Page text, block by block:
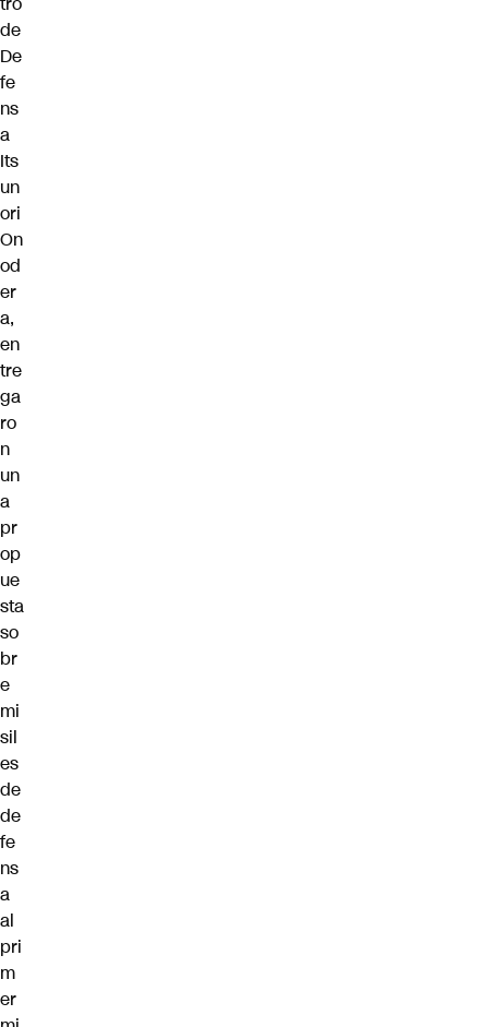
de
De
fe
ns
a
Its
un
ori
On
od
er
a,
en
tre
ga
ro
n
un
a
pr
op
ue
sta
so
br
e
mi
sil
es
de
de
fe
ns
a
al
pri
m
er